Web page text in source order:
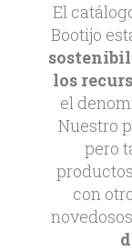
El
Bootijo
los
el
Nuestro
pero
con